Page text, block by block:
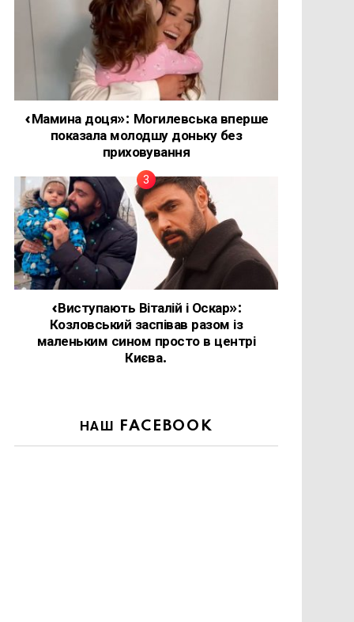
«Мамина доця»: Могилевська вперше
показала молодшу доньку без
приховування
«Виступають Віталій і Оскар»:
Козловський заспівав разом із
маленьким сином просто в центрі
Києва.
НАШ FACEBOOK